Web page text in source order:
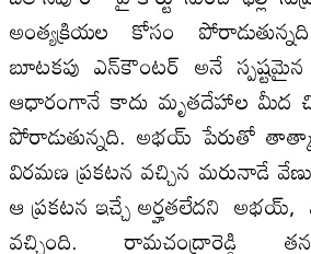
అంత్యక్రియల కోసం
బూటకపు ఎన్‌కౌంటర్‌ అనే
ఆధారంగానే కాదు మృతదేహాల మీద
పోరాడుతున్నది. అభయ్‌ పేరుతో
విరమణ ప్రకటన వచ్చిన మరునాడే
ఆ ప్రకటన ఇచ్చే అర్హతలేదని అభయ్‌,
వచ్చింది. రామచంద్రారెడ్డి